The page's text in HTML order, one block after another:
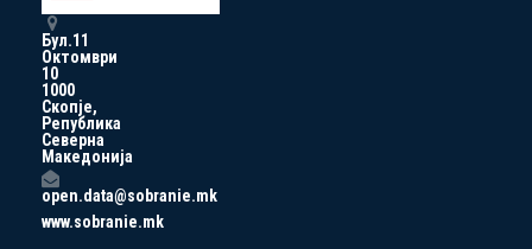
Бул.11
Октомври
10
1000
Скопје,
Република
Северна
Македонија
open.data@sobranie.mk
www.sobranie.mk